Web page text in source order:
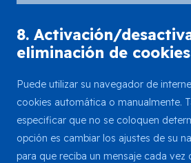
8. Activación/
eliminación de cookies
Puede utilizar su navegador de
cookies automática o manualmente.
especificar que no se coloquen
opción es cambiar los ajustes de su
para que reciba un mensaje cada vez